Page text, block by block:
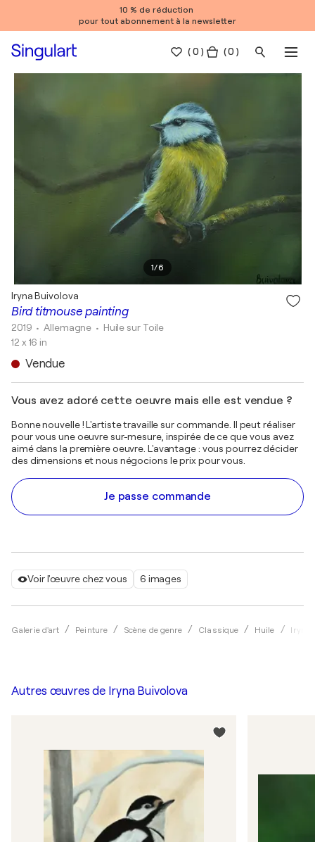
10 % de réduction
pour tout abonnement à la newsletter
(0 ) ( 0 )
1/6
Voir l'œuvre chez vous 6 images
Galerie d'art Peinture Scène de genre Classique Huile Iryna
Bird titmouse painting
Iryna Buivolova
2019 • Allemagne • Huile sur Toile
12 x 16 in
Vendue
Vous avez adoré cette oeuvre mais elle est vendue ?
Bonne nouvelle ! L'artiste travaille sur commande. Il peut réaliser
pour vous une oeuvre sur-mesure, inspirée de ce que vous avez
aimé dans la première oeuvre. L'avantage : vous pourrez décider
des dimensions et nous négocions le prix pour vous.
Je passe commande
Autres œuvres de Iryna Buivolova